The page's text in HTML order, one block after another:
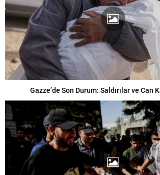
Gazze’de Son Durum: Saldırılar ve Can